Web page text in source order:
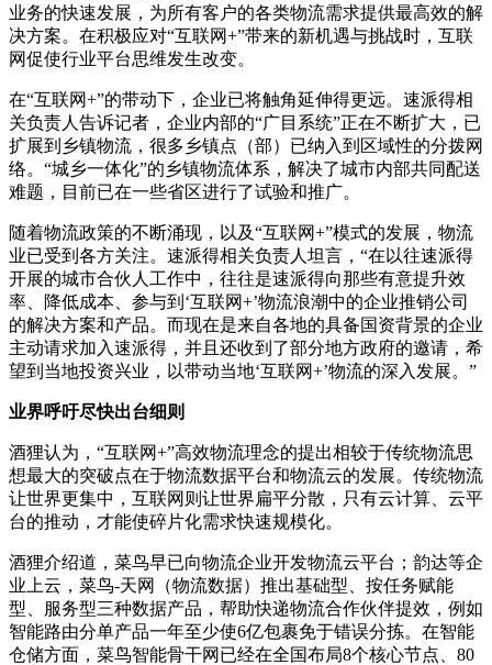
业务的快速发展，为所有客户的各类物流需求提供最高效的解
决方案。在积极应对“互联网+”带来的新机遇与挑战时，互联
网促使行业平台思维发生改变。
在“互联网+”的带动下，企业已将触角延伸得更远。速派得相
关负责人告诉记者，企业内部的“广目系统”正在不断扩大，已
扩展到乡镇物流，很多乡镇点（部）已纳入到区域性的分拨网
络。“城乡一体化”的乡镇物流体系，解决了城市内部共同配送
难题，目前已在一些省区进行了试验和推广。
随着物流政策的不断涌现，以及“互联网+”模式的发展，物流
业已受到各方关注。速派得相关负责人坦言，“在以往速派得
开展的城市合伙人工作中，往往是速派得向那些有意提升效
率、降低成本、参与到‘互联网+’物流浪潮中的企业推销公司
的解决方案和产品。而现在是来自各地的具备国资背景的企业
主动请求加入速派得，并且还收到了部分地方政府的邀请，希
望到当地投资兴业，以带动当地‘互联网+’物流的深入发展。”
业界呼吁尽快出台细则
酒狸认为，“互联网+”高效物流理念的提出相较于传统物流思
想最大的突破点在于物流数据平台和物流云的发展。传统物流
让世界更集中，互联网则让世界扁平分散，只有云计算、云平
台的推动，才能使碎片化需求快速规模化。
酒狸介绍道，菜鸟早已向物流企业开发物流云平台；韵达等企
业上云，菜鸟-天网（物流数据）推出基础型、按任务赋能
型、服务型三种数据产品，帮助快递物流合作伙伴提效，例如
智能路由分单产品一年至少使6亿包裹免于错误分拣。在智能
仓储方面，菜鸟智能骨干网已经在全国布局8个核心节点、80